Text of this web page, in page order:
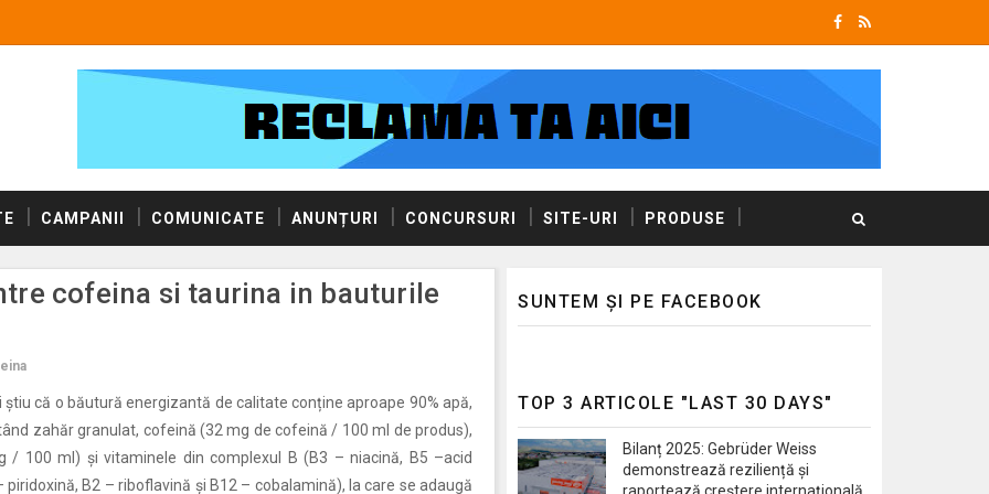
CAMPANII COMUNICATE ANUNȚURI CONCURSURI SITE-URI PRODUSE
cofeina si taurina in bauturile
că o băutură energizantă de calitate conține aproape 90% apă,
zahăr granulat, cofeină (32 mg de cofeină / 100 ml de produs),
/ 100 ml) și vitaminele din complexul B (B3 – niacină, B5 –acid
piridoxină, B2 – riboflavină și B12 – cobalamină), la care se adaugă
SUNTEM ȘI PE FACEBOOK
TOP 3 ARTICOLE "LAST 30 DAYS"
Bilanț 2025: Gebrüder Weiss
demonstrează reziliență și